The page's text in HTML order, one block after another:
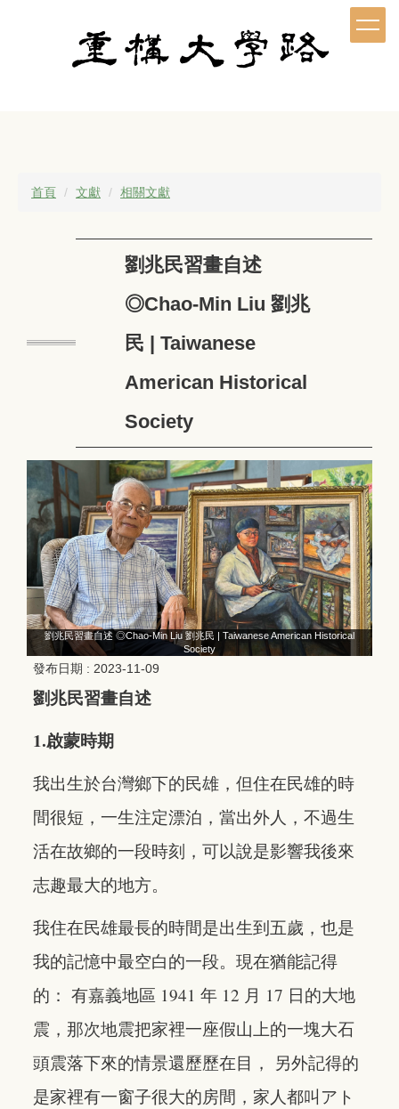
首頁 文獻 相關文獻
劉兆民習畫自述
◎Chao-Min Liu 劉兆
民 | Taiwanese
American Historical
Society
劉兆民習畫自述 ◎Chao-Min Liu 劉兆民 | Taiwanese American Historical
Society
發布日期 : 2023-11-09
劉兆民習畫自述
1.啟蒙時期
我出生於台灣鄉下的民雄，但住在民雄的時
間很短，一生注定漂泊，當出外人，不過生
活在故鄉的一段時刻，可以說是影響我後來
志趣最大的地方。
我住在民雄最長的時間是出生到五歲，也是
我的記憶中最空白的一段。現在猶能記得
的： 有嘉義地區 1941 年 12 月 17 日的大地
震，那次地震把家裡一座假山上的一塊大石
頭震落下來的情景還歷歷在目， 另外記得的
是家裡有一窗子很大的房間，家人都叫アト